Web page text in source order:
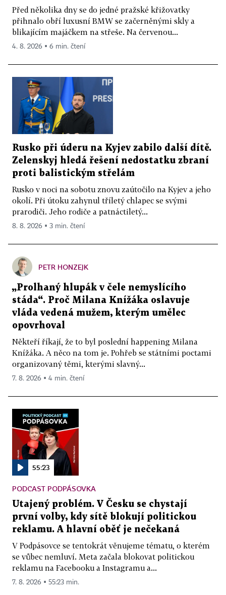
Před několika dny se do jedné pražské křižovatky
přihnalo obří luxusní BMW se začerněnými skly a
blikajícím majáčkem na střeše. Na červenou...
4. 8. 2026 ▪ 6 min. čtení
Rusko při úderu na Kyjev zabilo další dítě.
Zelenskyj hledá řešení nedostatku zbraní
proti balistickým střelám
Rusko v noci na sobotu znovu zaútočilo na Kyjev a jeho
okolí. Při útoku zahynul tříletý chlapec se svými
prarodiči. Jeho rodiče a patnáctiletý...
8. 8. 2026 ▪ 3 min. čtení
PETR HONZEJK
„Prolhaný hlupák v čele nemyslícího
stáda“. Proč Milana Knížáka oslavuje
vláda vedená mužem, kterým umělec
opovrhoval
Někteří říkají, že to byl poslední happening Milana
Knížáka. A něco na tom je. Pohřeb se státními poctami
organizovaný těmi, kterými slavný...
7. 8. 2026 ▪ 4 min. čtení
55:23
PODCAST PODPÁSOVKA
Utajený problém. V Česku se chystají
první volby, kdy sítě blokují politickou
reklamu. A hlavní oběť je nečekaná
V Podpásovce se tentokrát věnujeme tématu, o kterém
se vůbec nemluví. Meta začala blokovat politickou
reklamu na Facebooku a Instagramu a...
7. 8. 2026 ▪ 55:23 min.